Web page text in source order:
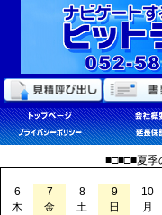
■□■□■夏季
6
7 8 9 10
木
金 土 日 月